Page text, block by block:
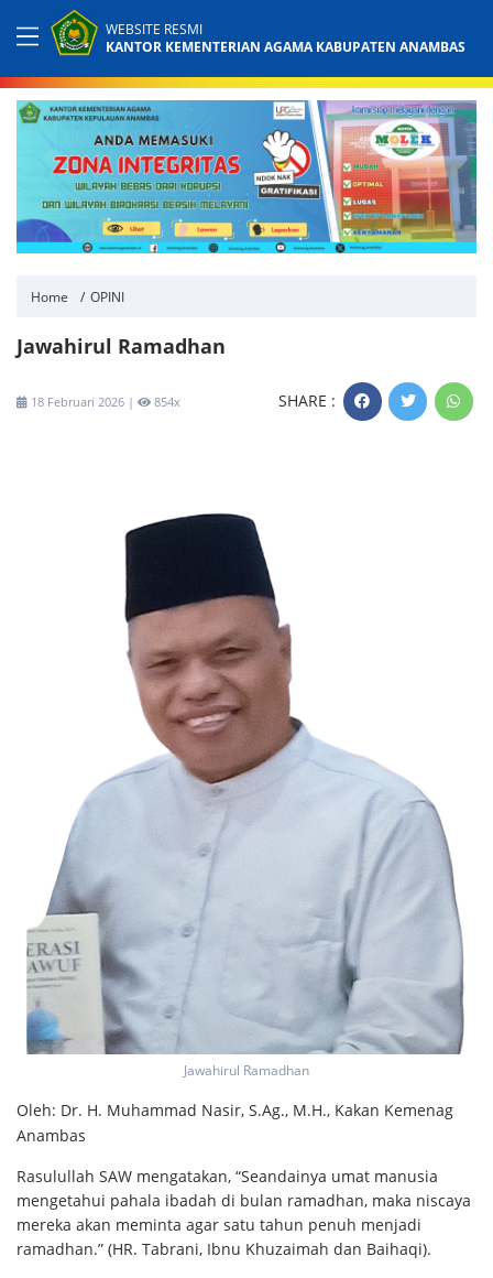
WEBSITE RESMI
KANTOR KEMENTERIAN AGAMA KABUPATEN ANAMBAS
Home OPINI
Jawahirul Ramadhan
18 Februari 2026 | 854x SHARE :
Jawahirul Ramadhan
Oleh: Dr. H. Muhammad Nasir, S.Ag., M.H., Kakan Kemenag
Anambas
Rasulullah SAW mengatakan, “Seandainya umat manusia
mengetahui pahala ibadah di bulan ramadhan, maka niscaya
mereka akan meminta agar satu tahun penuh menjadi
ramadhan.” (HR. Tabrani, Ibnu Khuzaimah dan Baihaqi).